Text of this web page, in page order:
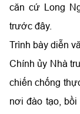
căn cứ Long
trước đây.
Trình bày diễn
Chính ủy Nhà
chiến chống
nơi đào tạo,